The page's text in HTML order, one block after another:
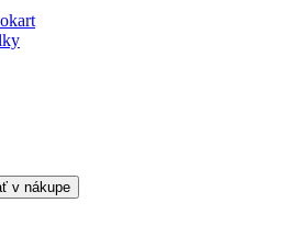
v nákupe